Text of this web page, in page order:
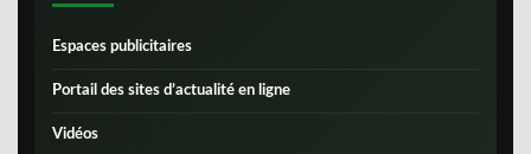
Espaces publicitaires
Portail des sites d’actualité en ligne
Vidéos